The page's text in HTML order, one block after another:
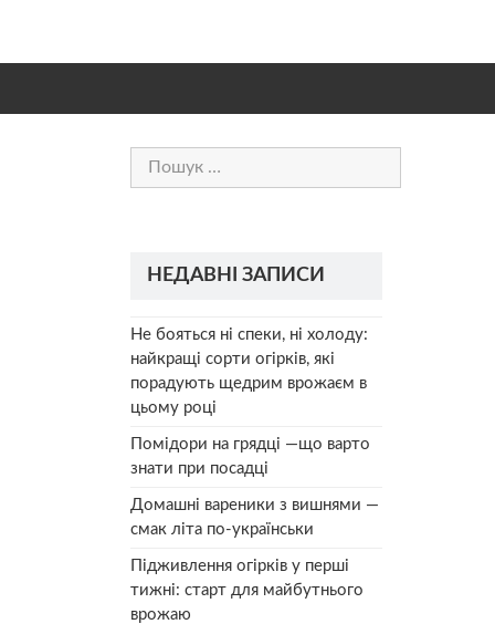
Пошук:
НЕДАВНІ ЗАПИСИ
Не бояться ні спеки, ні холоду:
найкращі сорти огірків, які
порадують щедрим врожаєм в
цьому році
Помідори на грядці —що варто
знати при посадці
Домашні вареники з вишнями —
смак літа по-українськи
Підживлення огірків у перші
тижні: старт для майбутнього
врожаю